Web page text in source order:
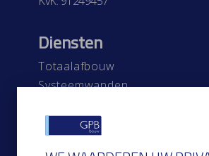
Diensten
Totaalafbouw
Systeemwanden
Gevelbekleding